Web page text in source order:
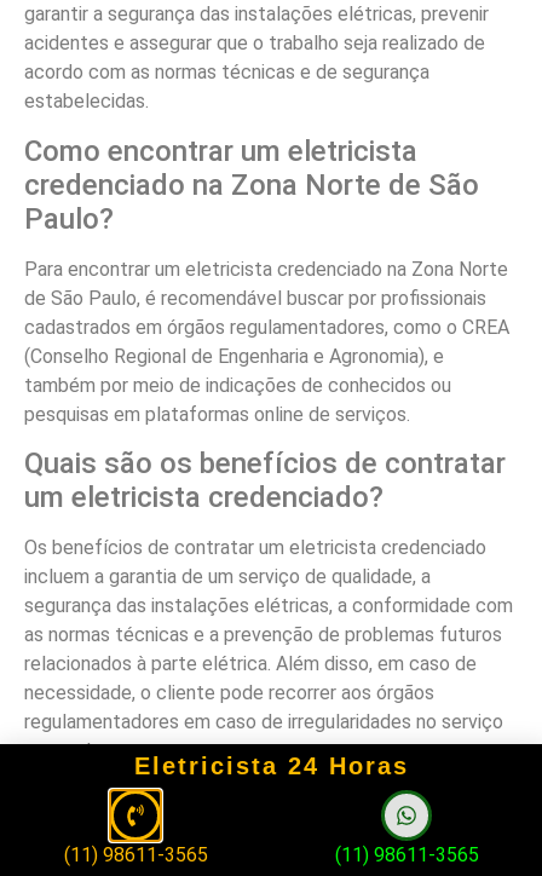
garantir a segurança das instalações elétricas, prevenir
acidentes e assegurar que o trabalho seja realizado de
acordo com as normas técnicas e de segurança
estabelecidas.
Como encontrar um eletricista
credenciado na Zona Norte de São
Paulo?
Para encontrar um eletricista credenciado na Zona Norte
de São Paulo, é recomendável buscar por profissionais
cadastrados em órgãos regulamentadores, como o CREA
(Conselho Regional de Engenharia e Agronomia), e
também por meio de indicações de conhecidos ou
pesquisas em plataformas online de serviços.
Quais são os benefícios de contratar
um eletricista credenciado?
Os benefícios de contratar um eletricista credenciado
incluem a garantia de um serviço de qualidade, a
segurança das instalações elétricas, a conformidade com
as normas técnicas e a prevenção de problemas futuros
relacionados à parte elétrica. Além disso, em caso de
necessidade, o cliente pode recorrer aos órgãos
regulamentadores em caso de irregularidades no serviço
prestado.
Eletricista 24 Horas
(11) 98611-3565 (11) 98611-3565